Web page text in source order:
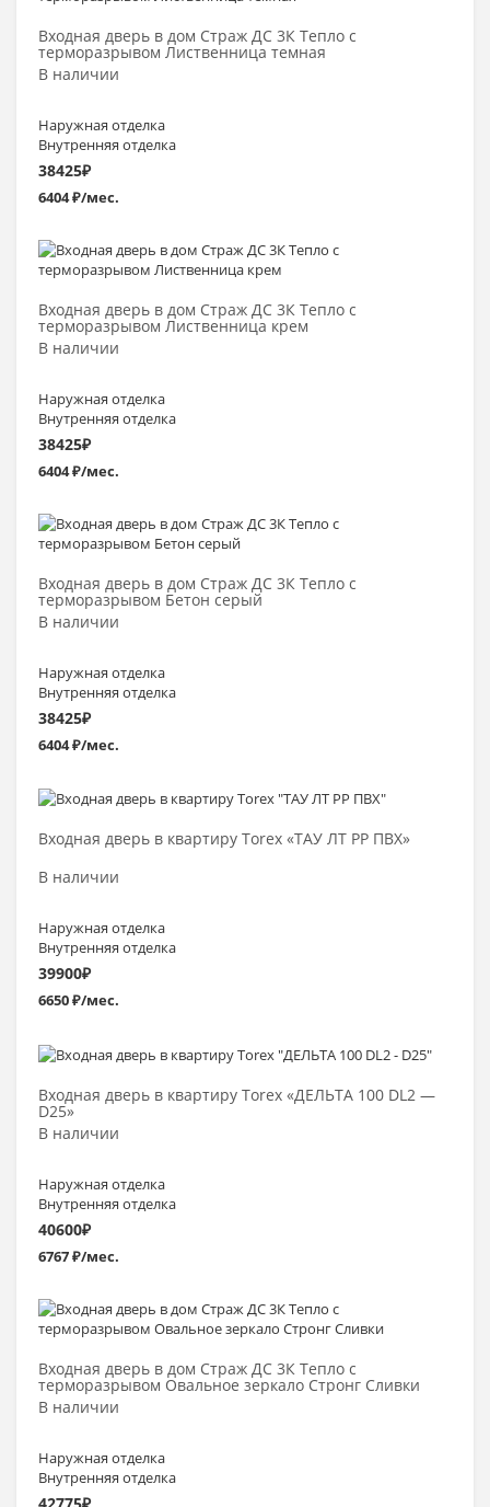
Входная дверь в дом Страж ДС 3К Тепло с
терморазрывом Лиственница темная
В наличии
Наружная отделка
Внутренняя отделка
38425₽
6404 ₽/мес.
Входная дверь в дом Страж ДС 3К Тепло с
терморазрывом Лиственница крем
В наличии
Наружная отделка
Внутренняя отделка
38425₽
6404 ₽/мес.
Выбрать >
Входная дверь в дом Страж ДС 3К Тепло с
терморазрывом Бетон серый
В наличии
Наружная отделка
Внутренняя отделка
38425₽
6404 ₽/мес.
Выбрать >
Входная дверь в квартиру Torex «ТАУ ЛТ PP ПВХ»
В наличии
Наружная отделка
Внутренняя отделка
39900₽
6650 ₽/мес.
Выбрать >
Входная дверь в квартиру Torex «ДЕЛЬТА 100 DL2 —
D25»
В наличии
Наружная отделка
Внутренняя отделка
40600₽
6767 ₽/мес.
Выбрать >
Входная дверь в дом Страж ДС 3К Тепло с
терморазрывом Овальное зеркало Стронг Сливки
В наличии
Наружная отделка
Внутренняя отделка
42775₽
Выбрать >